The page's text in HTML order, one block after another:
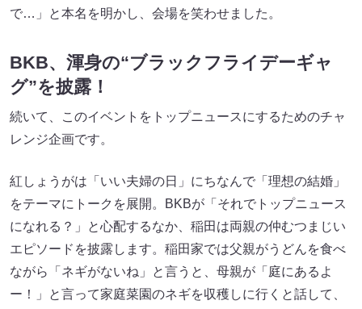
で…」と本名を明かし、会場を笑わせました。
BKB、渾身の“ブラックフライデーギャ
グ”を披露！
続いて、このイベントをトップニュースにするためのチャ
レンジ企画です。
紅しょうがは「いい夫婦の日」にちなんで「理想の結婚」
をテーマにトークを展開。BKBが「それでトップニュース
になれる？」と心配するなか、稲田は両親の仲むつまじい
エピソードを披露します。稲田家では父親がうどんを食べ
ながら「ネギがないね」と言うと、母親が「庭にあるよ
ー！」と言って家庭菜園のネギを収穫しに行くと話して、